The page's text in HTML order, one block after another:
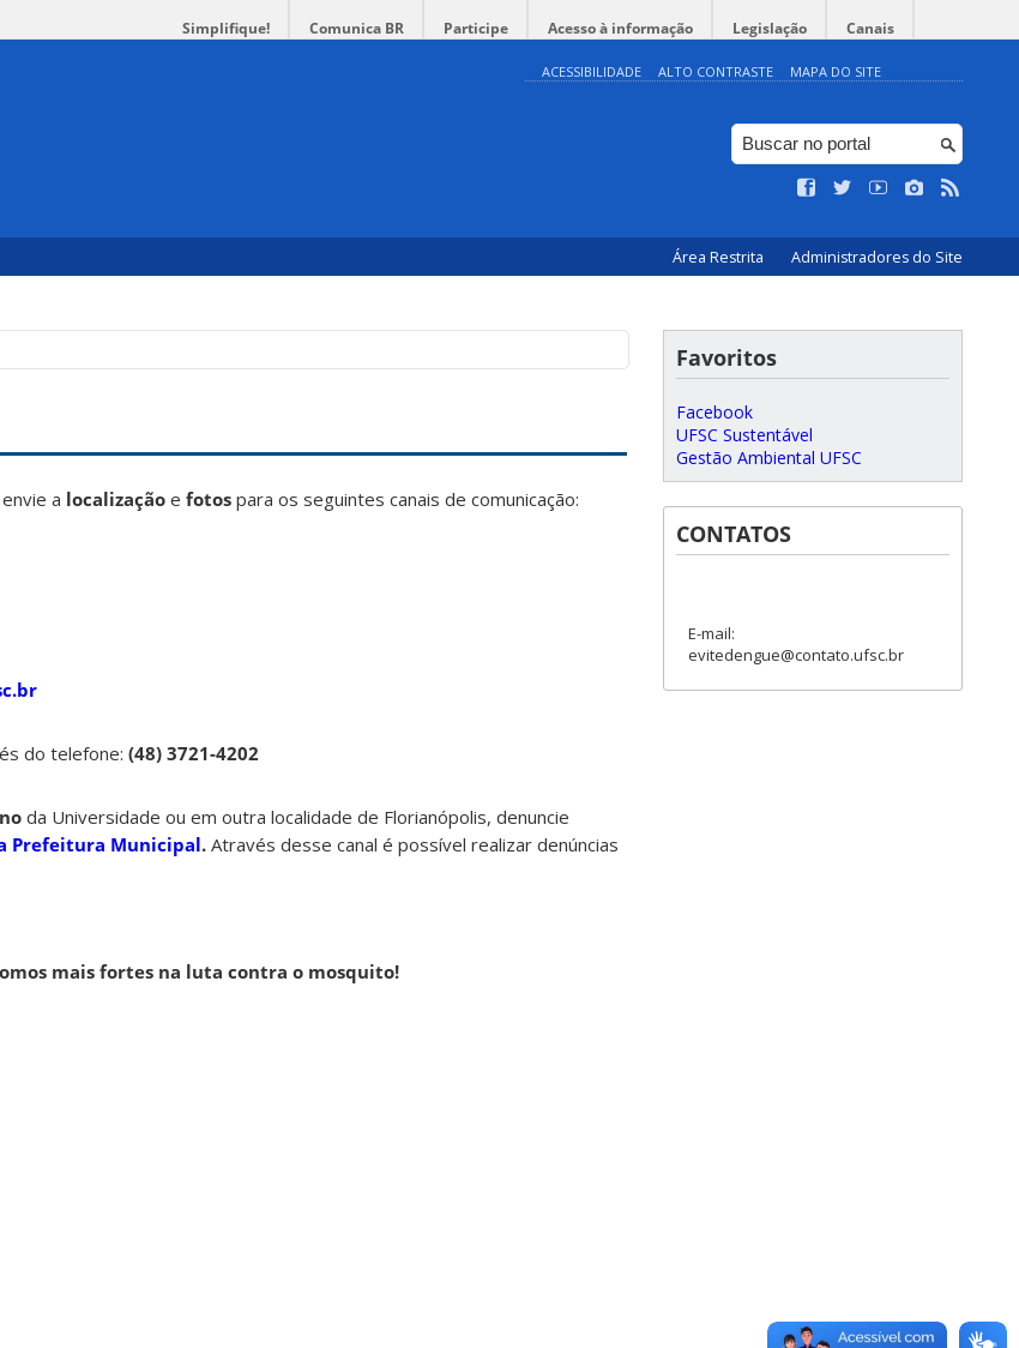
Simplifique! Comunica BR Participe Acesso à informação Legislação Canais
ACESSIBILIDADE ALTO CONTRASTE MAPA DO SITE
Área Restrita Administradores do Site
a localização e fotos para os seguintes canais de comunicação:
do telefone: (48) 3721-4202
da Universidade ou em outra localidade de Florianópolis, denuncie
Prefeitura Municipal. Através desse canal é possível realizar denúncias
mais fortes na luta contra o mosquito!
Favoritos
Facebook
UFSC Sustentável
Gestão Ambiental UFSC
CONTATOS
E-mail:
evitedengue@contato.ufsc.br